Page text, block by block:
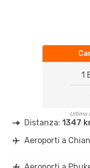
1
Ultimo
Distanza: 1347
Aeroporti a